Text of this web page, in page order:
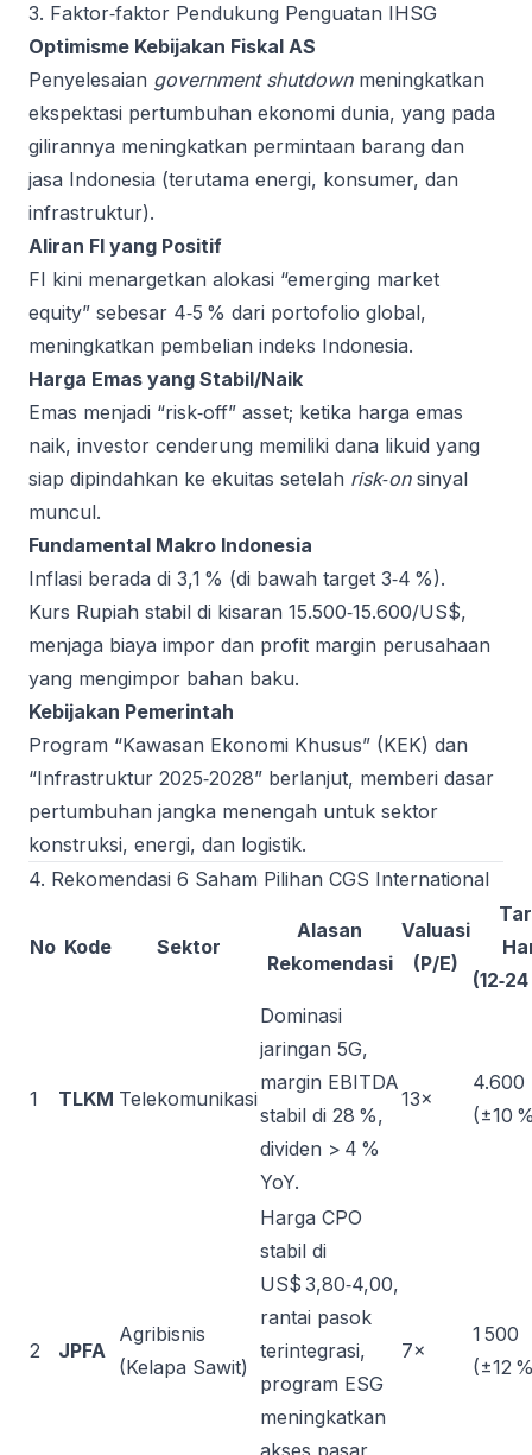
3. Faktor‑faktor Pendukung Penguatan IHSG
Optimisme Kebijakan Fiskal AS
Penyelesaian government shutdownmeningkatkan
ekspektasi pertumbuhan ekonomi dunia, yang pada
gilirannya meningkatkan permintaan barang dan
jasa Indonesia (terutama energi, konsumer, dan
infrastruktur).
Aliran FI yang Positif
FI kini menargetkan alokasi “emerging market
equity” sebesar 4‑5 % dari portofolio global,
meningkatkan pembelian indeks Indonesia.
Harga Emas yang Stabil/Naik
Emas menjadi “risk‑off” asset; ketika harga emas
naik, investor cenderung memiliki dana likuid yang
siap dipindahkan ke ekuitas setelah risk‑onsinyal
muncul.
Fundamental Makro Indonesia
Inflasi berada di 3,1 % (di bawah target 3‑4 %).
Kurs Rupiah stabil di kisaran 15.500‑15.600/US$,
menjaga biaya impor dan profit margin perusahaan
yang mengimpor bahan baku.
Kebijakan Pemerintah
Program “Kawasan Ekonomi Khusus” (KEK) dan
“Infrastruktur 2025‑2028” berlanjut, memberi dasar
pertumbuhan jangka menengah untuk sektor
konstruksi, energi, dan logistik.
4. Rekomendasi 6 Saham Pilihan CGS International
No Kode Sektor
Alasan
Rekomendasi
Valuasi
(P/E)
1 TLKM Telekomunikasi
Dominasi
jaringan 5G,
margin EBITDA
stabil di 28 %,
dividen > 4 %
YoY.
13×
4.600
(±10
2 JPFA
Agribisnis
(Kelapa Sawit)
Harga CPO
stabil di
US$ 3,80‑4,00,
rantai pasok
terintegrasi,
program ESG
meningkatkan
akses pasar
7×
1 500
(±12